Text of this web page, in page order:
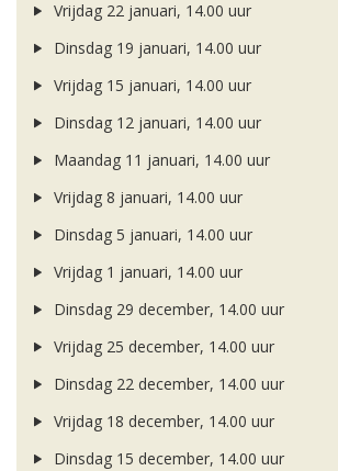
Vrijdag 22 januari, 14.00 uur
Dinsdag 19 januari, 14.00 uur
Vrijdag 15 januari, 14.00 uur
Dinsdag 12 januari, 14.00 uur
Maandag 11 januari, 14.00 uur
Vrijdag 8 januari, 14.00 uur
Dinsdag 5 januari, 14.00 uur
Vrijdag 1 januari, 14.00 uur
Dinsdag 29 december, 14.00 uur
Vrijdag 25 december, 14.00 uur
Dinsdag 22 december, 14.00 uur
Vrijdag 18 december, 14.00 uur
Dinsdag 15 december, 14.00 uur